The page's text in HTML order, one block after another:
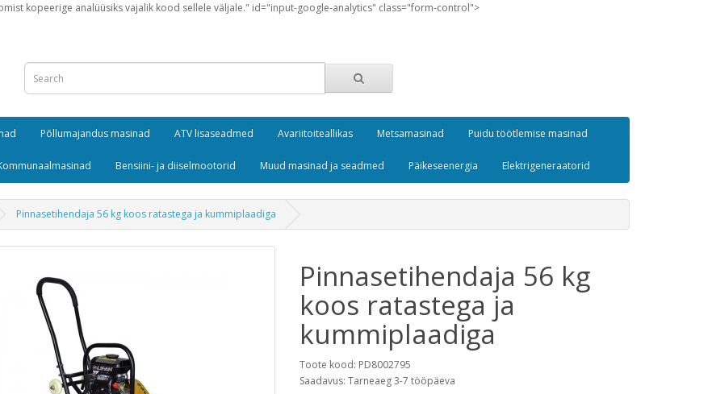
kopeerige analüüsiks vajalik kood sellele väljale." id="input-google-analytics" class="form-control">
Põllumajandus masinad ATV lisaseadmed Avariitoiteallikas Metsamasinad Puidu töötlemise masinad
Bensiini- ja diiselmootorid Muud masinad ja seadmed Päikeseenergia Elektrigeneraatorid
Pinnasetihendaja 56 kg koos ratastega ja kummiplaadiga
Pinnasetihendaja 56 kg
koos ratastega ja
kummiplaadiga
Toote kood: PD8002795
Saadavus: Tarneaeg 3-7 tööpäeva